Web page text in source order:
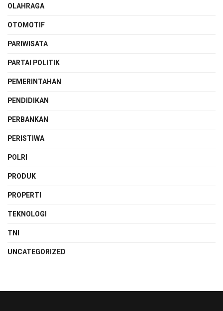
OLAHRAGA
OTOMOTIF
PARIWISATA
PARTAI POLITIK
PEMERINTAHAN
PENDIDIKAN
PERBANKAN
PERISTIWA
POLRI
PRODUK
PROPERTI
TEKNOLOGI
TNI
UNCATEGORIZED